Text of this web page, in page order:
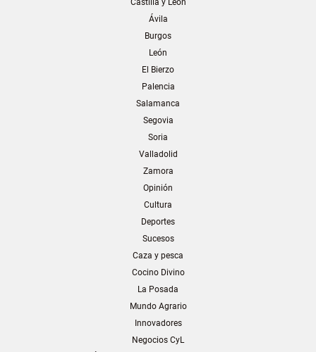
Ávila
Burgos
León
El Bierzo
Palencia
Salamanca
Segovia
Soria
Valladolid
Zamora
Opinión
Cultura
Deportes
Sucesos
Caza y pesca
Cocino Divino
La Posada
Mundo Agrario
Innovadores
Negocios CyL